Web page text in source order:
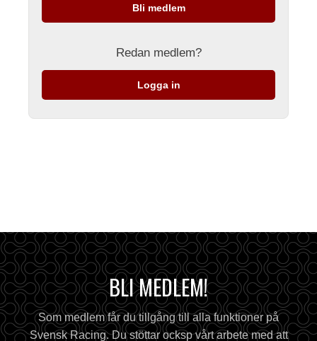
Bli medlem
Redan medlem?
Logga in
BLI MEDLEM!
Som medlem får du tillgång till alla funktioner på
Svensk Racing. Du stöttar ocksp vårt arbete med att